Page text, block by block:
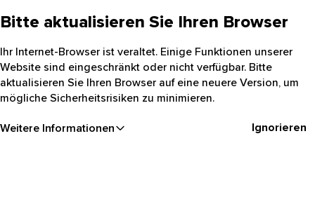
Bitte aktualisieren Sie Ihren Browser
Ihr Internet-Browser ist veraltet. Einige Funktionen unserer
Website sind eingeschränkt oder nicht verfügbar. Bitte
aktualisieren Sie Ihren Browser auf eine neuere Version, um
mögliche Sicherheitsrisiken zu minimieren.
Weitere Informationen Ignorieren